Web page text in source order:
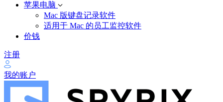
苹果电脑
Mac 版键盘记录软件
适用于 Mac 的员工监控软件
价钱
注册
我的账户